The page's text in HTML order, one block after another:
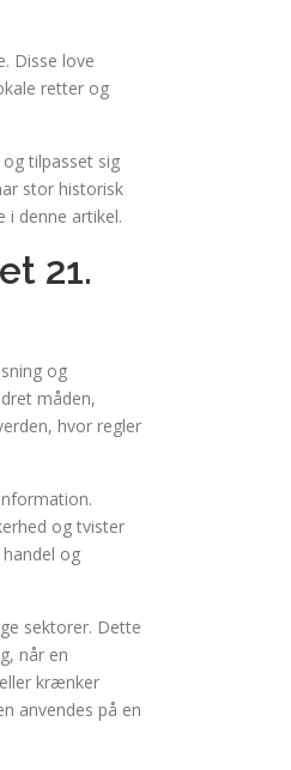
Disse love
retter og
tilpasset sig
stor historisk
i denne artikel.
21.
og
måden,
hvor regler
og tvister
og
sektorer. Dette
når en
krænker
anvendes på en